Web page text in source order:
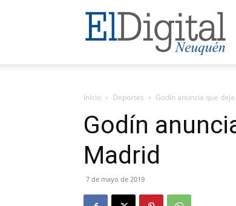
El
Digital
Neuquen
Inicio Deportes Godín anuncia que
Godín
Madrid
7 de mayo de 2019